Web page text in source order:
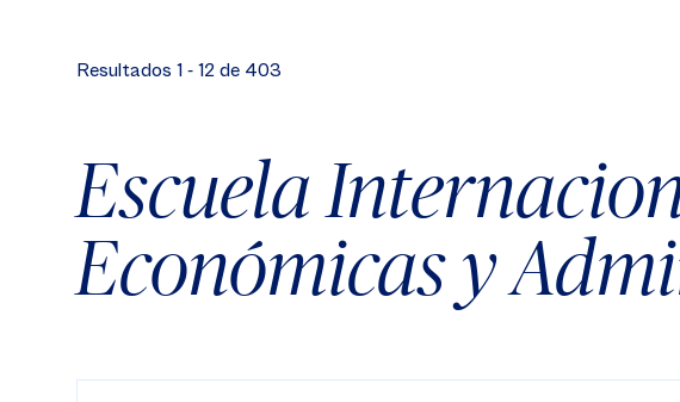
Resultados 1 - 12 de 403
Escuela
Económicas y